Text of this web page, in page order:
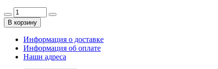
В корзину
Информация о доставке
Информация об оплате
Наши адреса